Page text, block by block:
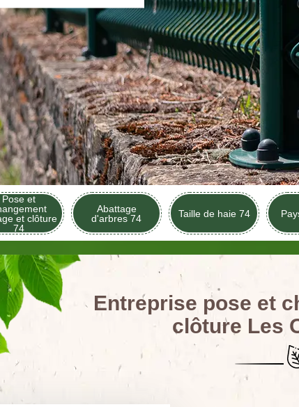
Pose et
et clôture
74
Abattage
d'arbres 74
Taille de haie 74
Entreprise pose et
clôture Les